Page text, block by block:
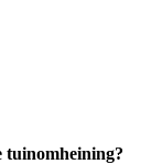
tuinomheining?